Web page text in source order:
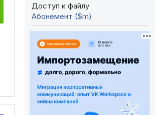
Доступ к файлу
Абонемент ($m)